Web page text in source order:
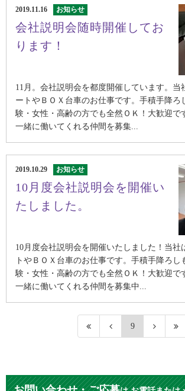
2019.11.16 お知らせ
会社説明会随時開催してお
ります！
11月。会社説明会を都度開催しています。当
ートやＢＯＸ台車のお仕事です。手積手降ろ
験・女性・高齢の方でも全然ＯＫ！大歓迎で
一緒に働いてくれる仲間を募集...
2019.10.29 お知らせ
10月度会社説明会を開催い
たしました。
10月度会社説明会を開催いたしました！当社
トやＢＯＸ台車のお仕事です。手積手降ろし
験・女性・高齢の方でも全然ＯＫ！大歓迎で
一緒に働いてくれる仲間を募集中...
9